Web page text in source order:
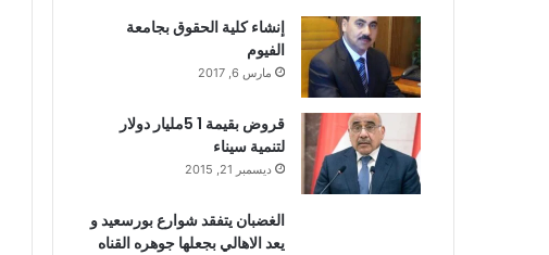
إنشاء كلية الحقوق بجامعة
الفيوم
مارس 6, 2017
قروض بقيمة 1 5مليار دولار
لتنمية سيناء
ديسمبر 21, 2015
الغضبان يتفقد شوارع بورسعيد و
يعد الاهالي بجعلها جوهره القناه